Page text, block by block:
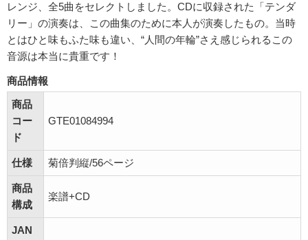
レンジ、全5曲をセレクトしました。CDに収録された「テンダ
リー」の演奏は、この曲集のために本人が演奏したもの。当時
とはひと味もふた味も違い、“人間の年輪”さえ感じられるこの
音源は本当に貴重です！
商品情報
商品
コー
ド
GTE01084994
仕様 菊倍判縦/56ページ
商品
構成
楽譜+CD
JAN